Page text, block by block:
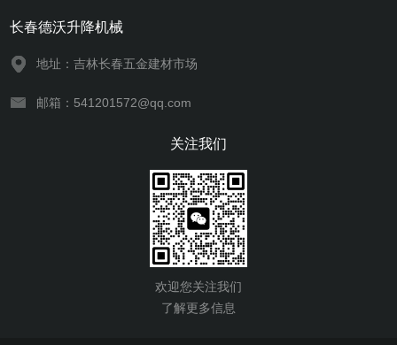
长春德沃升降机械
地址：吉林长春五金建材市场
邮箱：541201572@qq.com
关注我们
欢迎您关注我们
了解更多信息